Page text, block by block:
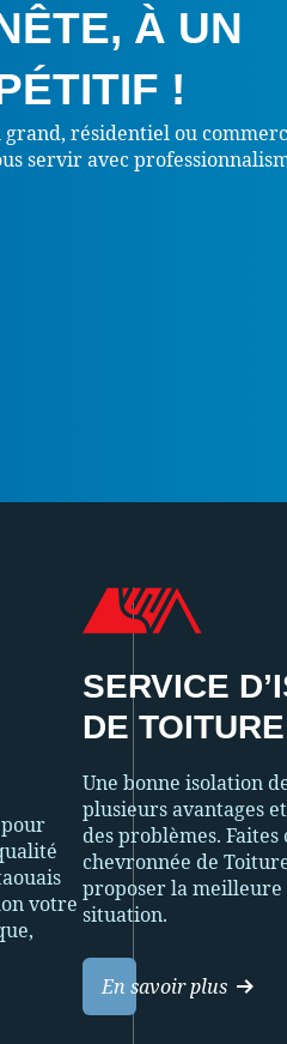
À UN
!
résidentiel ou
servir avec
votre
SERVICE
DE TOITURE
Une bonne isolation
plusieurs avantages
des problèmes. Faites
chevronnée de
proposer la
situation.
En savoir plus